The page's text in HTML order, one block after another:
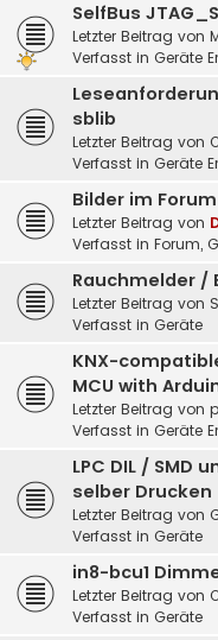
SelfBus
Letzter Beitrag von
Verfasst in Geräte
sblib
Letzter Beitrag von
Verfasst in Geräte
Bilder im Forum
Letzter Beitrag von
Verfasst in Forum,
Rauchmelder /
Letzter Beitrag von
Verfasst in Geräte
KNX-
MCU with
Letzter Beitrag von
Verfasst in Geräte
LPC DIL / SMD
selber Drucken
Letzter Beitrag von
Verfasst in Geräte
in8-bcu1
Letzter Beitrag von
Verfasst in Geräte